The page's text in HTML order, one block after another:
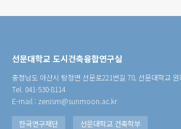
선문대학교 도시건축융합연구실
충청남도 아산시 탕정면 선문로221번길 70, 선문대학교 원
Tel. 041-530-8114
E-mail : zenism@sunmoon.ac.kr
한국연구재단 선문대학교 건축학부